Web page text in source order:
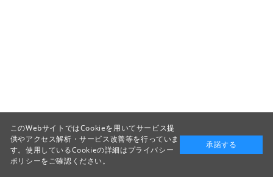
このWebサイトではCookieを用いてサービス提
供やアクセス解析・サービス改善等を行っていま
す。使用しているCookieの詳細はプライバシー
ポリシーをご確認ください。
承諾する